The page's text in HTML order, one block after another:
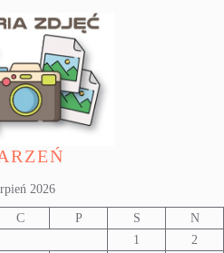
2026
C P S
N
1
2